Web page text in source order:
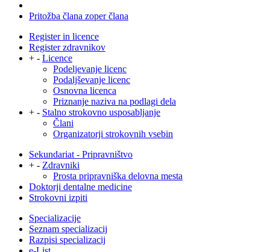
Pritožba člana zoper člana
Register in licence
Register zdravnikov
+ - Licence
Podeljevanje licenc
Podaljševanje licenc
Osnovna licenca
Priznanje naziva na podlagi dela
+ - Stalno strokovno usposabljanje
Člani
Organizatorji strokovnih vsebin
Sekundariat - Pripravništvo
+ - Zdravniki
Prosta pripravniška delovna mesta
Doktorji dentalne medicine
Strokovni izpiti
Specializacije
Seznam specializacij
Razpisi specializacij